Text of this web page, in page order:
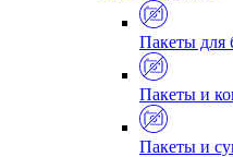
Пакеты для
Пакеты и
Пакеты и